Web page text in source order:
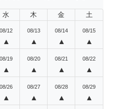
水 木 金 土
08/12
▲
08/13
▲
08/14
▲
08/15
▲
08/19
▲
08/20
▲
08/21
▲
08/22
▲
08/26
▲
08/27
▲
08/28
▲
08/29
▲